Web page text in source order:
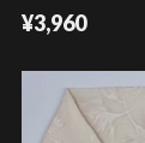
¥3,960